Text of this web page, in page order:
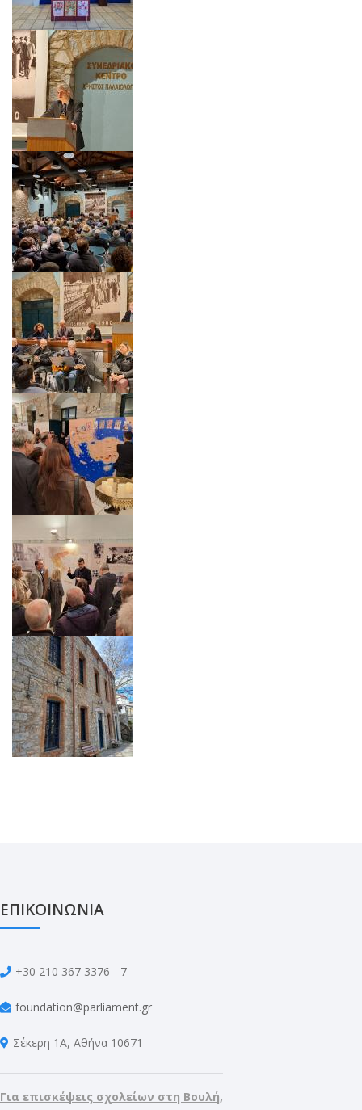
ΕΠΙΚΟΙΝΩΝΙΑ
+30 210 367 3376 - 7
foundation@parliament.gr
Σέκερη 1Α, Αθήνα 10671
Για επισκέψεις σχολείων στη Βουλή,